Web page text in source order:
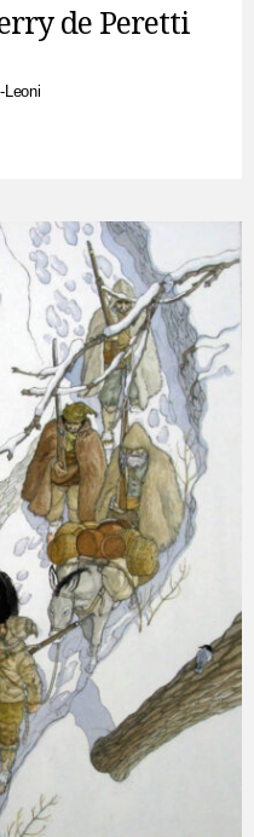
de Peretti
Leoni